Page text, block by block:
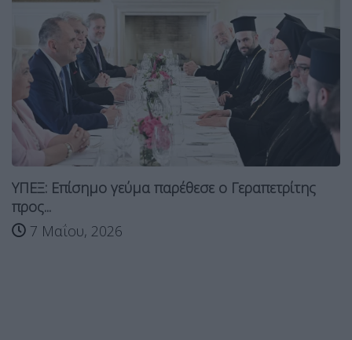
ΥΠΕΞ: Επίσημο γεύμα παρέθεσε ο Γεραπετρίτης
προς...
7 Μαΐου, 2026